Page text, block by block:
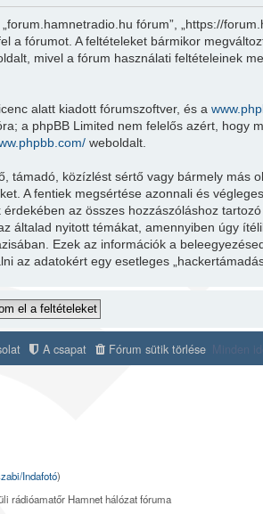
fórum”, „https://
a fórumot. A feltételeket bármikor
mivel a fórum használati feltételeinek
alatt kiadott fórumszoftver, és a
a phpBB Limited nem felelős azért, hogy
weboldalt.
támadó, közízlést sértő vagy bármely más
A fentiek megsértése azonnali és
az összes hozzászóláshoz
általad nyitott témákat, amennyiben úgy
Ezek az információk a
az adatokért egy esetleges
Minden
Fórum sütik törlése
A csapat
Indafotó)
rádióamatőr Hamnet hálózat fóruma